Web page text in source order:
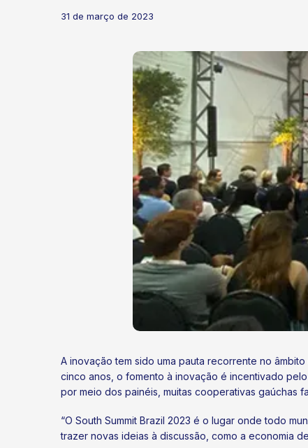
31 de março de 2023
A inovação tem sido uma pauta recorrente no
cinco anos, o fomento à inovação é incentivado pelo
por meio dos painéis, muitas cooperativas gaúchas
“O South Summit Brazil 2023 é o lugar onde todo
trazer novas ideias à discussão, como a economia